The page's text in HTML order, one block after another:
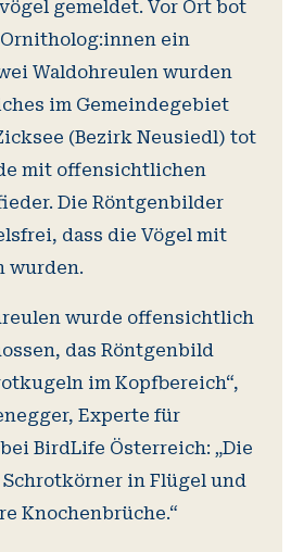
gemeldet. Vor Ort bot
ein
Waldohreulen wurden
im Gemeindegebiet
(Bezirk Neusiedl) tot
mit offensichtlichen
Die Röntgenbilder
dass die Vögel mit
wurden.
wurde offensichtlich
das Röntgenbild
im Kopfbereich“,
Experte für
BirdLife Österreich: „Die
in Flügel und
Knochenbrüche.“